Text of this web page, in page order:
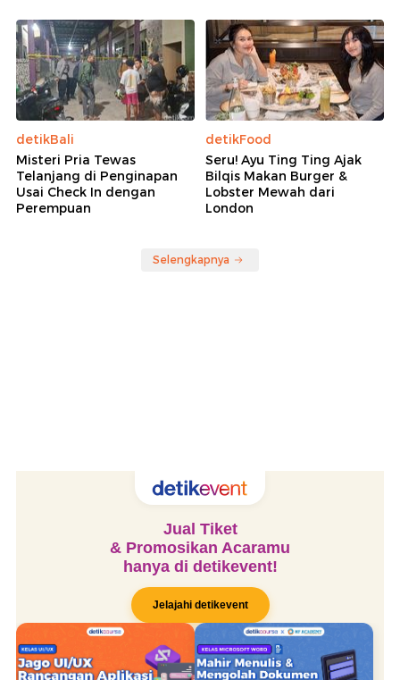
detikBali
Misteri Pria Tewas
Telanjang di Penginapan
Usai Check In dengan
Perempuan
detikFood
Seru! Ayu Ting Ting Ajak
Bilqis Makan Burger &
Lobster Mewah dari
London
Selengkapnya